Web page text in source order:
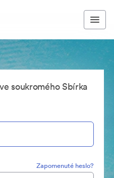
soukromého Sbírka
Zapomenuté heslo?